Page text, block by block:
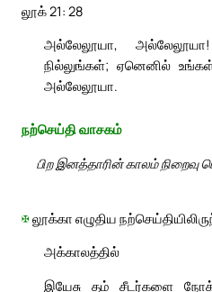
லூக் 21: 28
அல்லேலூயா,
நில்லுங்கள்; ஏனெனில் உங்கள்
அல்லேலூயா.
நற்செய்தி வாசகம்
பிற இனத்தாரின் காலம்
✠லூக்கா எழுதிய
அக்காலத்தில்
இயேசு தம் சீடர்களை